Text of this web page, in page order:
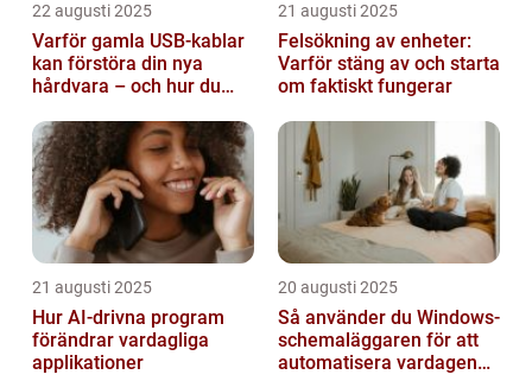
22 augusti 2025
Varför gamla USB-kablar
kan förstöra din nya
hårdvara – och hur du
21 augusti 2025
Felsökning av enheter:
Varför stäng av och starta
om faktiskt fungerar
21 augusti 2025
Hur AI-drivna program
förändrar vardagliga
applikationer
20 augusti 2025
Så använder du Windows-
schemaläggaren för att
automatisera vardagen